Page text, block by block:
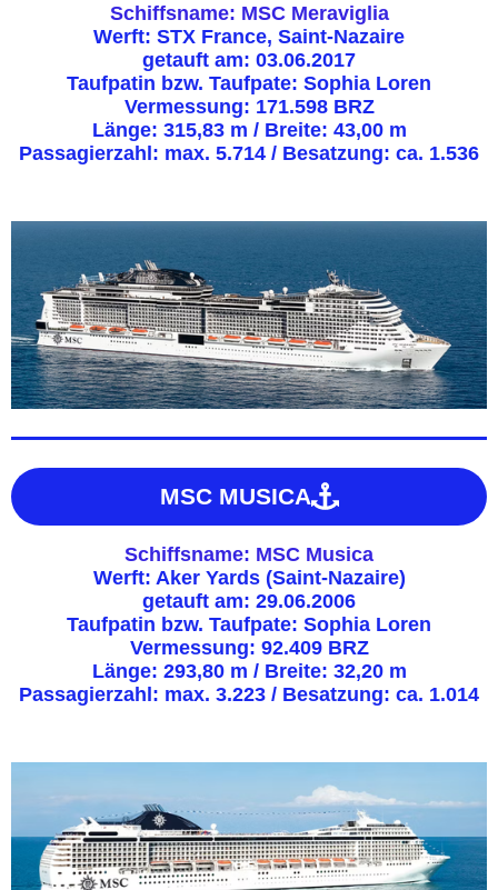
Schiffsname: MSC Meraviglia
Werft: STX France, Saint-Nazaire
getauft am: 03.06.2017
Taufpatin bzw. Taufpate: Sophia Loren
Vermessung: 171.598 BRZ
Länge: 315,83 m / Breite: 43,00 m
Passagierzahl: max. 5.714 / Besatzung: ca. 1.536
MSC MUSICA
Schiffsname: MSC Musica
Werft: Aker Yards (Saint-Nazaire)
getauft am: 29.06.2006
Taufpatin bzw. Taufpate: Sophia Loren
Vermessung: 92.409 BRZ
Länge: 293,80 m / Breite: 32,20 m
Passagierzahl: max. 3.223 / Besatzung: ca. 1.014